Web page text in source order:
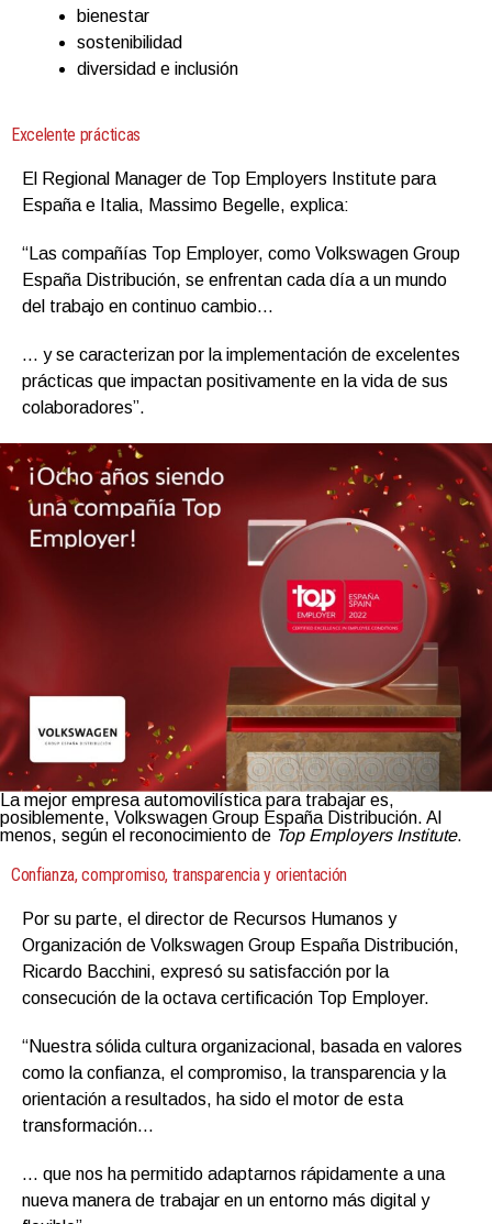
bienestar
sostenibilidad
diversidad e inclusión
Excelente prácticas
El Regional Manager de Top Employers Institute para
España e Italia, Massimo Begelle, explica:
“Las compañías Top Employer, como Volkswagen Group
España Distribución, se enfrentan cada día a un mundo
del trabajo en continuo cambio…
… y se caracterizan por la implementación de excelentes
prácticas que impactan positivamente en la vida de sus
colaboradores”.
La mejor empresa automovilística para trabajar es,
posiblemente, Volkswagen Group España Distribución. Al
menos, según el reconocimiento de Top Employers Institute.
Confianza, compromiso, transparencia y orientación
Por su parte, el director de Recursos Humanos y
Organización de Volkswagen Group España Distribución,
Ricardo Bacchini, expresó su satisfacción por la
consecución de la octava certificación Top Employer.
“Nuestra sólida cultura organizacional, basada en valores
como la confianza, el compromiso, la transparencia y la
orientación a resultados, ha sido el motor de esta
transformación…
… que nos ha permitido adaptarnos rápidamente a una
nueva manera de trabajar en un entorno más digital y